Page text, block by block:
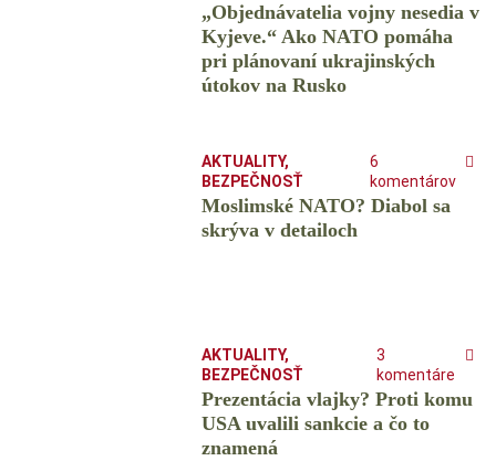
„Objednávatelia vojny nesedia v
Kyjeve.“ Ako NATO pomáha
pri plánovaní ukrajinských
útokov na Rusko
AKTUALITY,
BEZPEČNOSŤ
6
komentárov
Moslimské NATO? Diabol sa
skrýva v detailoch
AKTUALITY,
BEZPEČNOSŤ
3
komentáre
Prezentácia vlajky? Proti komu
USA uvalili sankcie a čo to
znamená